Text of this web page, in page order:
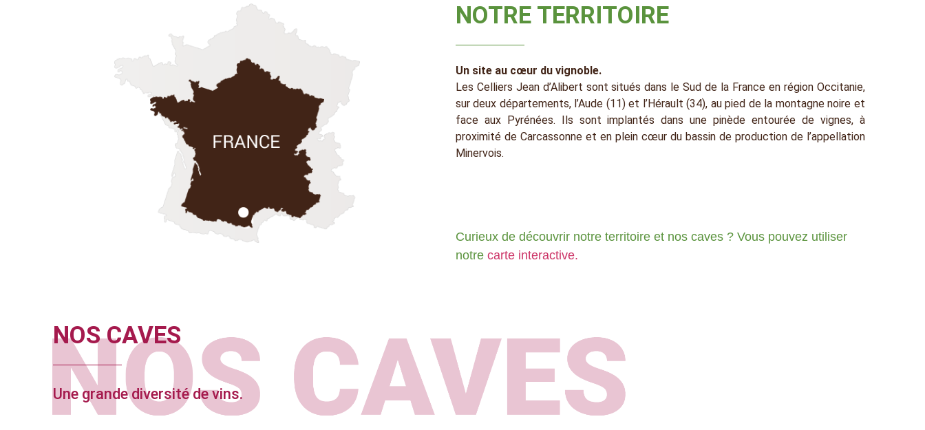
NOTRE TERRITOIRE
Un site au cœur du vignoble.
Les Celliers Jean d’Alibert sont situés dans le Sud de la France en région Occitanie,
sur deux départements, l’Aude (11) et l’Hérault (34), au pied de la montagne noire et
face aux Pyrénées. Ils sont implantés dans une pinède entourée de vignes, à
proximité de Carcassonne et en plein cœur du bassin de production de l’appellation
Minervois.
Curieux de découvrir notre territoire et nos caves ? Vous pouvez utiliser
notre carte interactive.
NOS CAVES
Une grande diversité de vins.